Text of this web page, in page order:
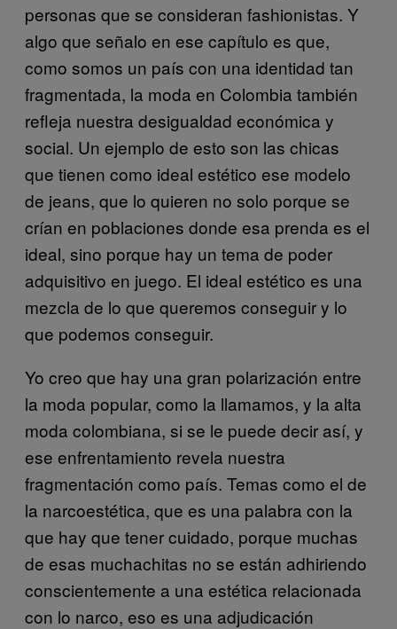
personas que se consideran fashionistas. Y
algo que señalo en ese capítulo es que,
como somos un país con una identidad tan
fragmentada, la moda en Colombia también
refleja nuestra desigualdad económica y
social. Un ejemplo de esto son las chicas
que tienen como ideal estético ese modelo
de jeans, que lo quieren no solo porque se
crían en poblaciones donde esa prenda es el
ideal, sino porque hay un tema de poder
adquisitivo en juego. El ideal estético es una
mezcla de lo que queremos conseguir y lo
que podemos conseguir.
Yo creo que hay una gran polarización entre
la moda popular, como la llamamos, y la alta
moda colombiana, si se le puede decir así, y
ese enfrentamiento revela nuestra
fragmentación como país. Temas como el de
la narcoestética, que es una palabra con la
que hay que tener cuidado, porque muchas
de esas muchachitas no se están adhiriendo
conscientemente a una estética relacionada
con lo narco, eso es una adjudicación